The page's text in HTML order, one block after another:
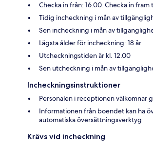
Checka in från: 16.00. Checka in fram
Tidig incheckning i mån av
Sen incheckning i mån av
Lägsta ålder för incheckning: 18 år
Utcheckningstiden är kl. 12.00
Sen utcheckning i mån av
Incheckningsinstruktioner
Personalen i receptionen välkomnar
Informationen från boendet kan ha
automatiska översättningsverktyg
Krävs vid incheckning